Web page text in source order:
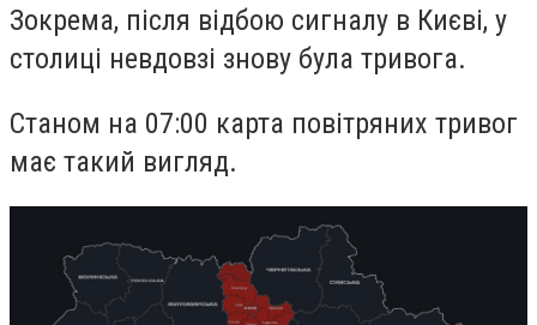
Зокрема, після відбою сигналу в Києві, у
столиці невдовзі знову була тривога.
Станом на 07:00 карта повітряних тривог
має такий вигляд.